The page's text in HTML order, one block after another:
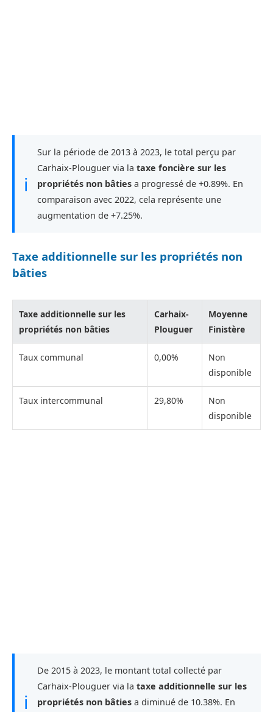
ℹ
Sur la période de 2013 à 2023, le total perçu par
Carhaix-Plouguer via la taxe foncière sur les
propriétés non bâties a progressé de +0.89%. En
comparaison avec 2022, cela représente une
augmentation de +7.25%.
Taxe additionnelle sur les propriétés non
bâties
Taxe additionnelle sur les
propriétés non bâties
Carhaix-
Plouguer
Moyenne
Finistère
Taux communal 0,00%
Non
disponible
Taux intercommunal 29,80%
Non
disponible
ℹ
De 2015 à 2023, le montant total collecté par
Carhaix-Plouguer via la taxe additionnelle sur les
propriétés non bâties a diminué de 10.38%. En